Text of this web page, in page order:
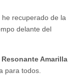
recuperado de la
delante del
Resonante Amarilla
para todos.